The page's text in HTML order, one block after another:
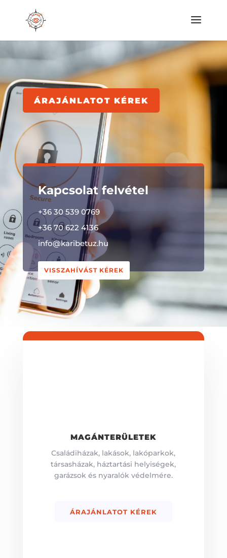
ÁRAJÁNLATOT KÉREK
Kapcsolat felvétel
+36 30 539 0769
+36 70 622 4136
info@karibetuz.hu
VISSZAHÍVÁST KÉREK
MAGÁNTERÜLETEK
Családiházak, lakások, lakóparkok,
társasházak, háztartási helyiségek,
garázsok és nyaralók védelmére.
ÁRAJÁNLATOT KÉREK